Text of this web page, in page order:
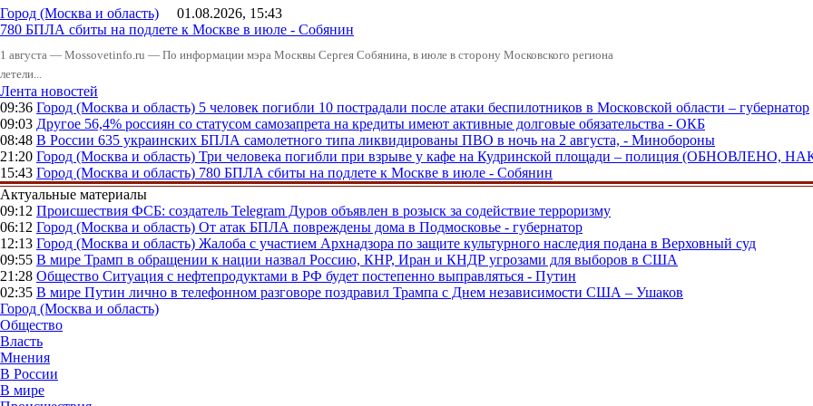
Город (Москва и область) 01.08.2026, 15:43
780 БПЛА сбиты на подлете к Москве в июле - Собянин
1 августа — Mossovetinfo.ru — По информации мэра Москвы Сергея Собянина, в июле в сторону Московского региона
летели...
Лента новостей
09:36 Город (Москва и область) 5 человек погибли 10 пострадали после атаки беспилотников в Московской области – губернатор
09:03 Другое 56,4% россиян со статусом самозапрета на кредиты имеют активные долговые обязательства - ОКБ
08:48 В России 635 украинских БПЛА самолетного типа ликвидированы ПВО в ночь на 2 августа, - Минобороны
21:20 Город (Москва и область) Три человека погибли при взрыве у кафе на Кудринской площади – полиция (ОБНОВЛЕНО,
15:43 Город (Москва и область) 780 БПЛА сбиты на подлете к Москве в июле - Собянин
Актуальные материалы
09:12 Происшествия ФСБ: создатель Telegram Дуров объявлен в розыск за содействие терроризму
06:12 Город (Москва и область) От атак БПЛА повреждены дома в Подмосковье - губернатор
12:13 Город (Москва и область) Жалоба с участием Архнадзора по защите культурного наследия подана в Верховный суд
09:55 В мире Трамп в обращении к нации назвал Россию, КНР, Иран и КНДР угрозами для выборов в США
21:28 Общество Ситуация с нефтепродуктами в РФ будет постепенно выправляться - Путин
02:35 В мире Путин лично в телефонном разговоре поздравил Трампа с Днем независимости США – Ушаков
Город (Москва и область)
Общество
Власть
Мнения
В России
В мире